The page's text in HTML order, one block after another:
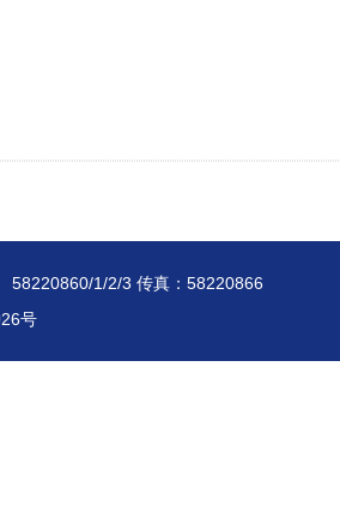
1/2/3 传真：58220866
号